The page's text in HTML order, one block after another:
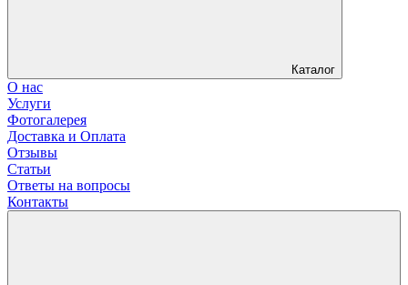
Каталог
О нас
Услуги
Фотогалерея
Доставка и Оплата
Отзывы
Статьи
Ответы на вопросы
Контакты